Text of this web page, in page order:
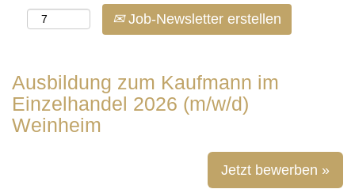
Job-Newsletter erstellen
Ausbildung zum Kaufmann im
Einzelhandel 2026 (m/w/d)
Weinheim
Jetzt bewerben »